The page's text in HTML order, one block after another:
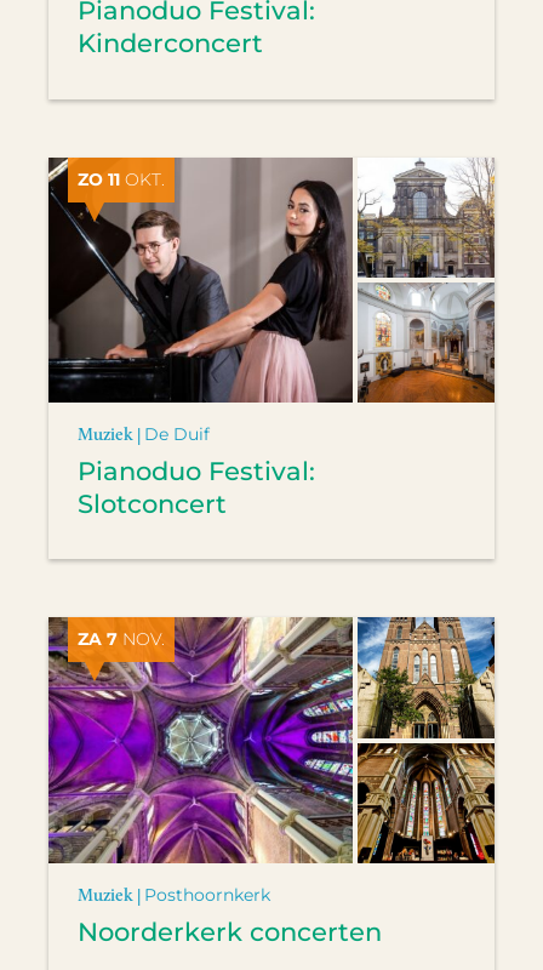
Pianoduo Festival:
Kinderconcert
ZO 11 OKT.
Muziek | De Duif
Pianoduo Festival:
Slotconcert
ZA 7 NOV.
Muziek | Posthoornkerk
Noorderkerk concerten